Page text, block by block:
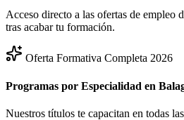
Acceso directo a las ofertas de empleo
tras acabar tu formación.
Oferta Formativa Completa 2026
Programas por Especialidad en
Nuestros títulos te capacitan en todas